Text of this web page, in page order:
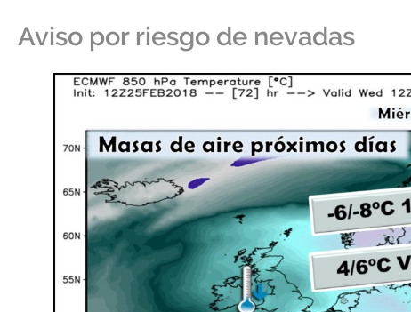
Aviso por riesgo de nevadas